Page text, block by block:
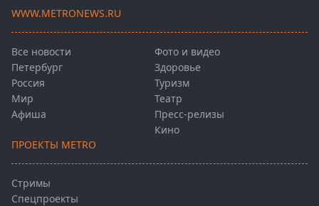
WWW.METRONEWS.RU
Все новости
Петербург
Россия
Мир
Афиша
Фото и видео
Здоровье
Туризм
Театр
Пресс-релизы
Кино
ПРОЕКТЫ METRO
Стримы
Спецпроекты